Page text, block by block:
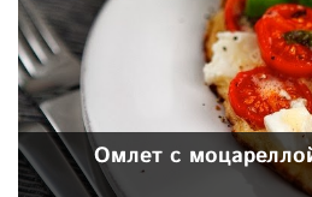
Омлет с